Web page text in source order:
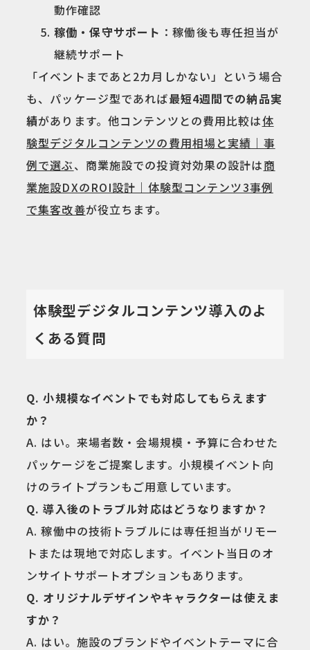
動作確認
稼働・保守サポート ：稼働後も専任担当が
継続サポート
「イベントまであと2カ月しかない」という場合
も、パッケージ型であれば最短4週間での納品実
績があります。他コンテンツとの費用比較は体
験型デジタルコンテンツの費用相場と実績｜事
例で選ぶ、商業施設での投資対効果の設計は商
業施設DXのROI設計｜体験型コンテンツ3事例
で集客改善が役立ちます。
体験型デジタルコンテンツ導入のよ
くある質問
Q. 小規模なイベントでも対応してもらえます
か？
A. はい。来場者数・会場規模・予算に合わせた
パッケージをご提案します。小規模イベント向
けのライトプランもご用意しています。
Q. 導入後のトラブル対応はどうなりますか？
A. 稼働中の技術トラブルには専任担当がリモー
トまたは現地で対応します。イベント当日のオ
ンサイトサポートオプションもあります。
Q. オリジナルデザインやキャラクターは使えま
すか？
A. はい。施設のブランドやイベントテーマに合